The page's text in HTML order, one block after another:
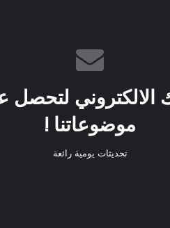
موضوعاتنا !
تحديثات يومية رائعة